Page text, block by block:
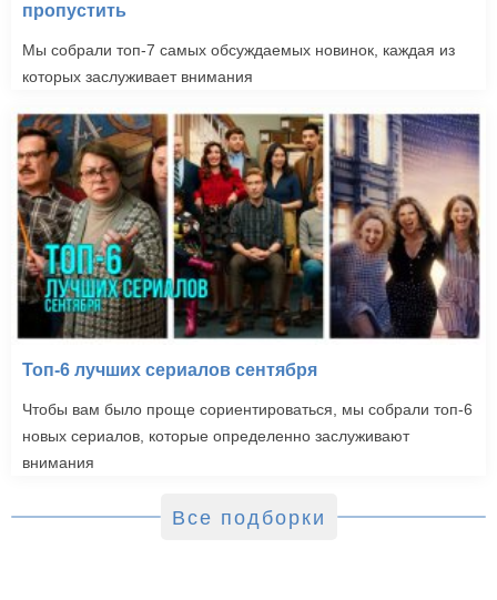
пропустить
Мы собрали топ-7 самых обсуждаемых новинок, каждая из
которых заслуживает внимания
Топ-6 лучших сериалов сентября
Чтобы вам было проще сориентироваться, мы собрали топ-6
новых сериалов, которые определенно заслуживают
внимания
Все подборки